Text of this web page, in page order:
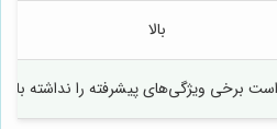
بالا
برخی ویژگی‌های پیشرفته را نداشته